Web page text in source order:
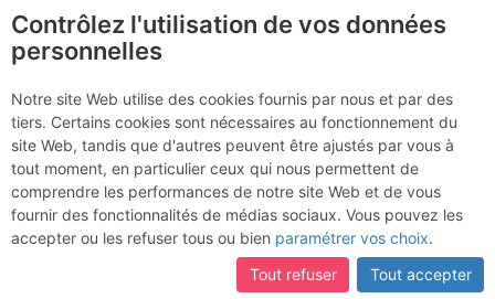
certaines pages ne sont plus accessibles, manquantes ou
incomplètes, déconnectez-vous puis reconnectez-vous à votre
compte sur le site.
Alpage de Schalb et
vallon latéral d'Augstbord,
vallée de Zermatt
21 oct. 2012 12:36
Contrôlez l'utilisation de vos données
personnelles
Notre site Web utilise des cookies fournis par nous et par des
tiers. Certains cookies sont nécessaires au fonctionnement du
site Web, tandis que d'autres peuvent être ajustés par vous à
tout moment, en particulier ceux qui nous permettent de
comprendre les performances de notre site Web et de vous
fournir des fonctionnalités de médias sociaux. Vous pouvez les
accepter ou les refuser tous ou bien paramétrer vos choix.
Tout refuser
Tout accepter